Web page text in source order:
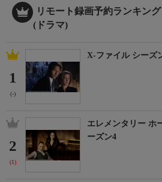
リモート録画予約ランキング
(ドラマ)
1
(-)
X-ファイル シーズ
2
(1)
エレメンタリー ホ
ーズン4